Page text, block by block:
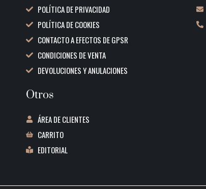
POLÍTICA DE PRIVACIDAD
POLÍTICA DE COOKIES
CONTACTO A EFECTOS DE GPSR
CONDICIONES DE VENTA
DEVOLUCIONES Y ANULACIONES
Otros
ÁREA DE CLIENTES
CARRITO
EDITORIAL